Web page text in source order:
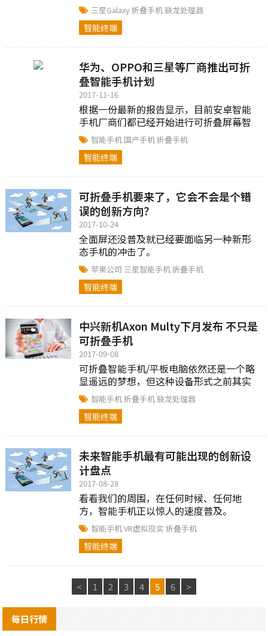
续通过蓝牙和Wi-Fi认证以及韩国本土的认
证之后，来自三星官网的支持页面中也首
次出现了这款传说中的折叠屏新机的信
三星Galaxy折叠手机骁龙处理器
智能终端
华为、OPPO和三星等厂商推出可折
叠智能手机计划
2017-11-16
根据一份最新的报告显示，目前安卓智能
手机厂商们都已经开始进行可折叠屏幕智
能手机的研发，以此来为消费者在提供更
大屏幕智能手机的同时，提高自己的竞争
力。据悉，目前很多厂商都已经有了开发
智能手机 国产手机折叠手机
智能终端
可折叠手机要来了，它会不会是个错
误的创新方向？
2017-10-24
全面屏还没普及就已经要面临另一种新形
态手机的冲击了。
苹果公司 三星智能手机折叠手机
智能终端
中兴新机Axon Multy下月发布 不只是
可折叠手机
2017-09-08
可折叠智能手机/平板电脑依然还是一个略
显遥远的梦想，但这种设备形式之前其实
就已经有厂商做过了。
智能手机折叠手机骁龙处理器
智能终端
未来智能手机最有可能出现的创新设
计盘点
2017-08-28
看看我们的周围，在任何时候、任何地
方，智能手机正以惊人的速度普及。
智能手机VR虚拟现实折叠手机
智能终端
< 1 2 3 4 5 6 >
每日行情